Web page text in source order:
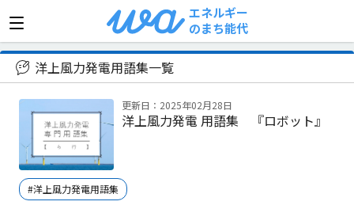
エネルギー
のまち能代
洋上風力発電用語集
洋上風力発電用語集一覧
更新日：2025年02月28日
洋上風力発電 用語集 『ロボット』
#洋上風力発電用語集